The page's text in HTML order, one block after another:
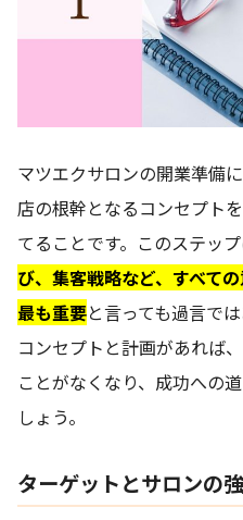
マツエクサロンの開業準備
店の根幹となるコンセプト
てることです。このステップ
び、集客戦略など、すべて
最も重要と言っても過言で
コンセプトと計画があれば
ことがなくなり、成功への
しょう。
ターゲットとサロンの